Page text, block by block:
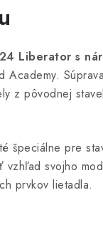
Liberator s
z pôvodnej
špeciálne pre
svojho
prvkov lietadla.